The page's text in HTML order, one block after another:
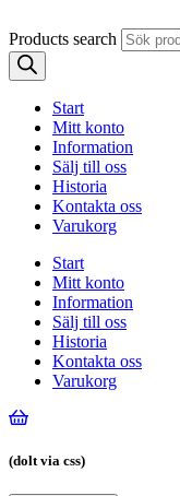
Products search
Start
Mitt konto
Information
Sälj till oss
Historia
Kontakta oss
Varukorg
Start
Mitt konto
Information
Sälj till oss
Historia
Kontakta oss
Varukorg
(dolt via css)